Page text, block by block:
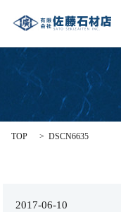
TOP DSCN6635
2017-06-10